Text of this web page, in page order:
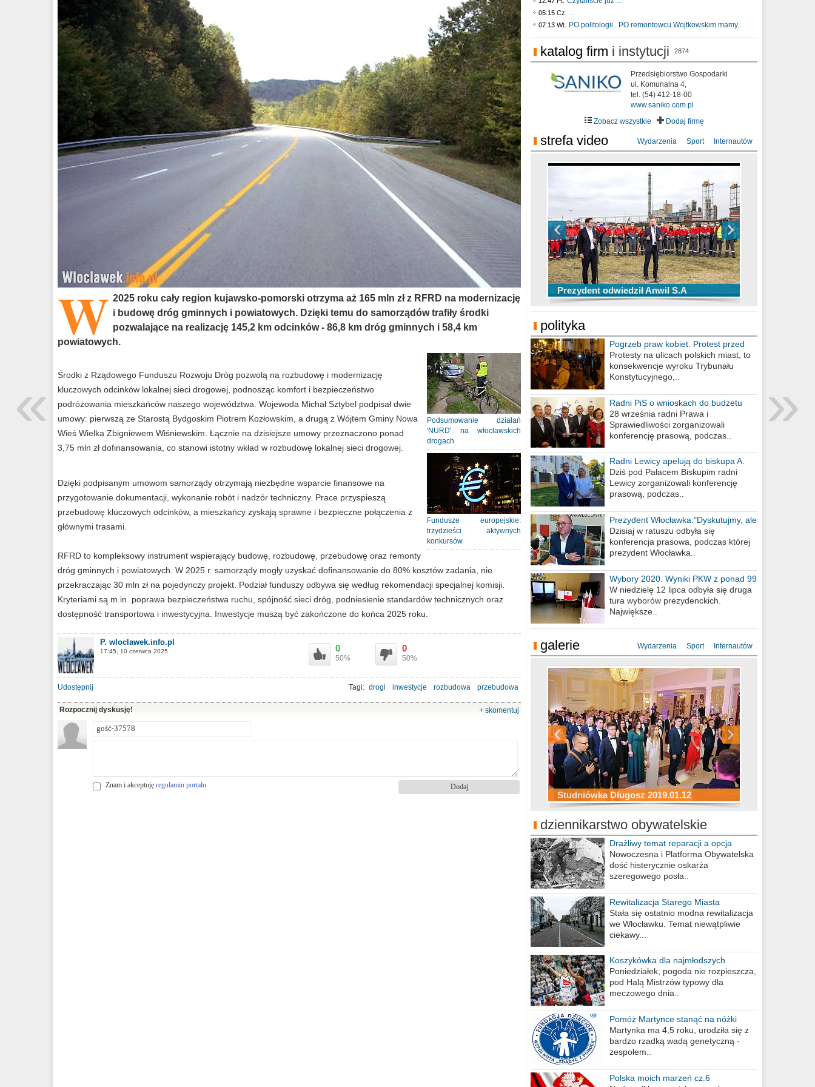
W 2025 roku cały region kujawsko-pomorski otrzyma aż 165 mln zł z RFRD na modernizację
i budowę dróg gminnych i powiatowych. Dzięki temu do samorządów trafiły środki
pozwalające na realizację 145,2 km odcinków - 86,8 km dróg gminnych i 58,4 km
powiatowych.
Podsumowanie działań
'NURD' na włocławskich
drogach
Fundusze europejskie:
trzydzieści aktywnych
konkursów
Środki z Rządowego Funduszu Rozwoju Dróg pozwolą na rozbudowę i modernizację
kluczowych odcinków lokalnej sieci drogowej, podnosząc komfort i bezpieczeństwo
podróżowania mieszkańców naszego województwa. Wojewoda Michał Sztybel podpisał dwie
umowy: pierwszą ze Starostą Bydgoskim Piotrem Kozłowskim, a drugą z Wójtem Gminy Nowa
Wieś Wielka Zbigniewem Wiśniewskim. Łącznie na dzisiejsze umowy przeznaczono ponad
3,75 mln zł dofinansowania, co stanowi istotny wkład w rozbudowę lokalnej sieci drogowej.
Dzięki podpisanym umowom samorządy otrzymają niezbędne wsparcie finansowe na
przygotowanie dokumentacji, wykonanie robót i nadzór techniczny. Prace przyspieszą
przebudowę kluczowych odcinków, a mieszkańcy zyskają sprawne i bezpieczne połączenia z
głównymi trasami.
RFRD to kompleksowy instrument wspierający budowę, rozbudowę, przebudowę oraz remonty
dróg gminnych i powiatowych. W 2025 r. samorządy mogły uzyskać dofinansowanie do 80% kosztów zadania, nie
przekraczając 30 mln zł na pojedynczy projekt. Podział funduszy odbywa się według rekomendacji specjalnej komisji.
Kryteriami są m.in. poprawa bezpieczeństwa ruchu, spójność sieci dróg, podniesienie standardów technicznych oraz
dostępność transportowa i inwestycyjna. Inwestycje muszą być zakończone do końca 2025 roku.
P. wloclawek.info.pl
17:45, 10 czerwca 2025 0
50%
0
50%
Udostępnij Tagi: drogi inwestycje rozbudowa
przebudowa
Rozpocznij dyskusję!
+ skomentuj
Znam i akceptuję regulamin portalu
05:15 Cz. ..
07:13 Wt. PO politologii . PO remontowcu Wojtkowskim mamy..
katalog firm i instytucji 2874
Przedsiębiorstwo Gospodarki
ul. Komunalna 4,
tel. (54) 412-18-00
www.saniko.com.pl
Zobacz wszystkie
Dodaj firmę
strefa video Wydarzenia Sport Internautów
Prezydent odwiedził Anwil S.A
TOP 10 przechwytów Anwilu Włocławek
w EBL w sezonie 2019/2020
TOP 5 rzutów Anwilu Włocławek w BCL
w sezonie 2019/2020
Ni To Ponk - W oczach mamy strach
sixf33t .Last Year DRONE FOOTAGE
Włocławek
XXIII Sesja Rady Miasta Włocławek VIII
kadencji w dniu 09.06.2020 r.
polityka
Pogrzeb praw kobiet. Protest przed
biurem poselskim PiS
Protesty na ulicach polskich miast, to
konsekwencje wyroku Trybunału
Konstytucyjnego,..
Radni PiS o wnioskach do budżetu
miasta na 2021 rok
28 września radni Prawa i
Sprawiedliwości zorganizowali
konferencję prasową, podczas..
Radni Lewicy apelują do biskupa A.
Wiesława Meringa
Dziś pod Pałacem Biskupim radni
Lewicy zorganizowali konferencję
prasową, podczas..
Prezydent Włocławka:"Dyskutujmy, ale
nie obrażajmy się”
Dzisiaj w ratuszu odbyła się
konferencja prasowa, podczas której
prezydent Włocławka..
Wybory 2020. Wyniki PKW z ponad 99
procent obwodów
W niedzielę 12 lipca odbyła się druga
tura wyborów prezydenckich.
Największe..
galerie Wydarzenia Sport Internautów
Studniówka Długosz 2019.01.12
ZS Budowlanych 2019.01.12
Studniówka LZK 2019.01.11
Studniówka Kopernik 2019.01.11
Studniówka LMK 2019.01.05
Studniówka ZS Ekonomicznych
2019.01.05
dziennikarstwo obywatelskie
Drażliwy temat reparacji a opcja
berlińska
Nowoczesna i Platforma Obywatelska
dość histerycznie oskarża
szeregowego posła..
Rewitalizacja Starego Miasta
Stała się ostatnio modna rewitalizacja
we Włocławku. Temat niewątpliwie
ciekawy...
Koszykówka dla najmłodszych
Poniedziałek, pogoda nie rozpieszcza,
pod Halą Mistrzów typowy dla
meczowego dnia..
Pomóż Martynce stanąć na nóżki
Martynka ma 4,5 roku, urodziła się z
bardzo rzadką wadą genetyczną -
zespołem..
Polska moich marzeń cz.6
»
«